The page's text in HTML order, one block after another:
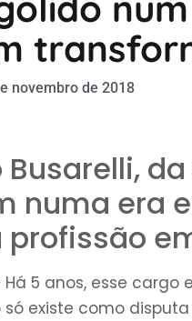
novembro de 2018
numa era
5 anos, esse
existe como